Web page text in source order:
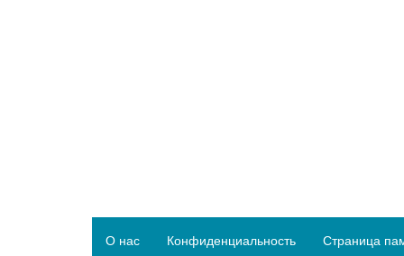
О нас Конфиденциальность Страница